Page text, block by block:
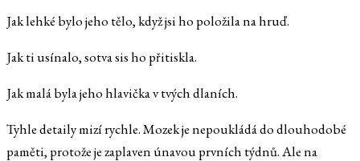
Jak lehké bylo jeho tělo, když jsi ho položila na hruď.
Jak ti usínalo, sotva sis ho přitiskla.
Jak malá byla jeho hlavička v tvých dlaních.
Tyhle detaily mizí rychle. Mozek je nepoukládá do dlouhodobé
paměti, protože je zaplaven únavou prvních týdnů. Ale na